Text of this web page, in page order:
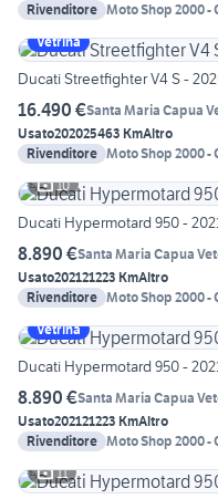
Rivenditore Moto Shop 2000 -
Vetrina
Ducati Streetfighter V4 S -
16.490 €Santa Maria Capua
Usato202025463 KmAltro
Rivenditore Moto Shop 2000 -
10
Ducati Hypermotard 950 -
8.890 €Santa Maria Capua
Usato202121223 KmAltro
Rivenditore Moto Shop 2000 -
Vetrina
Ducati Hypermotard 950 -
8.890 €Santa Maria Capua
Usato202121223 KmAltro
Rivenditore Moto Shop 2000 -
11